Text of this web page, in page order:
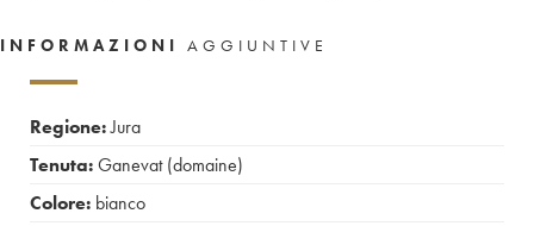
INFORMAZIONI AGGIUNTIVE
Regione:Jura
Tenuta:Ganevat (domaine)
Colore: bianco